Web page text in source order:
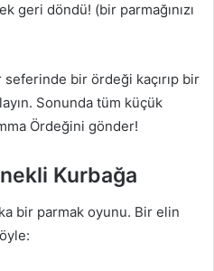
geri döndü! (bir parmağınızı
seferinde bir ördeği kaçırıp bir
Sonunda tüm küçük
Ördeğini gönder!
Kurbağa
bir parmak oyunu. Bir elin